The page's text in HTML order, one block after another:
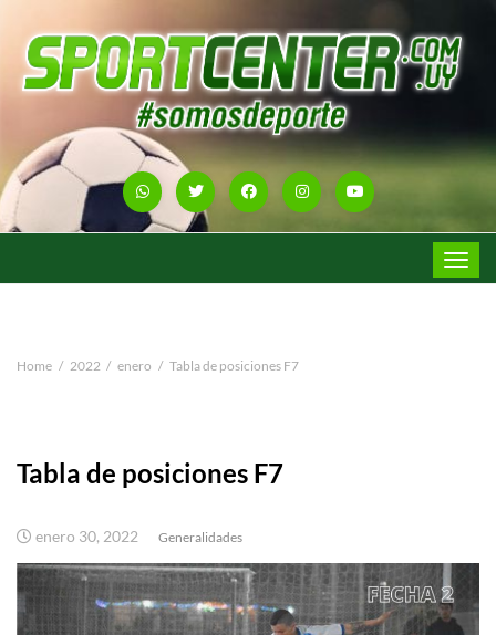
Toggle
Home 2022 enero Tabla de posiciones F7
Tabla de posiciones F7
enero 30, 2022 Generalidades